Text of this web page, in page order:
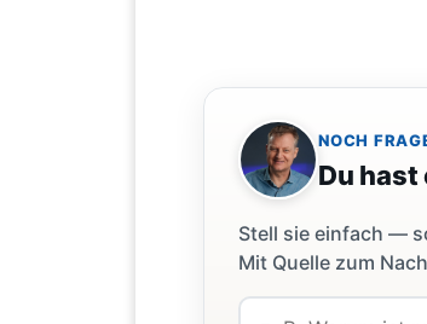
NOCH
Du hast
Stell sie einfach —
Mit Quelle zum